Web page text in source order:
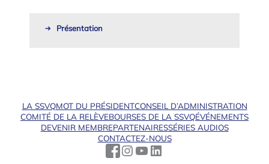
Présentation
LA SSVQMOT DU PRÉSIDENTCONSEIL D’ADMINISTRATION
COMITÉ DE LA RELÈVEBOURSES DE LA SSVQÉVÉNEMENTS
DEVENIR MEMBREPARTENAIRESSÉRIES AUDIOS
CONTACTEZ-NOUS